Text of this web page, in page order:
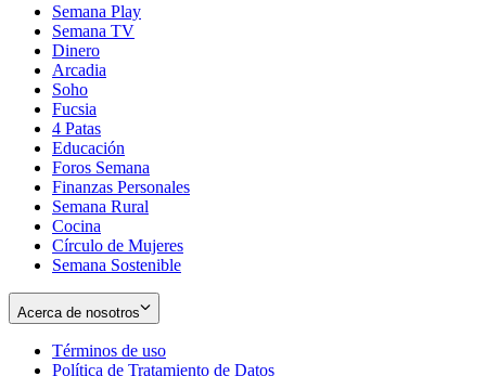
Semana Play
Semana TV
Dinero
Arcadia
Soho
in
new
window
Fucsia
in
new
window
4 Patas
Educación
Foros Semana
Finanzas Personales
Semana Rural
Cocina
Círculo de Mujeres
Semana Sostenible
Acerca de nosotros
Términos de uso
in
Política de Tratamiento de Datos